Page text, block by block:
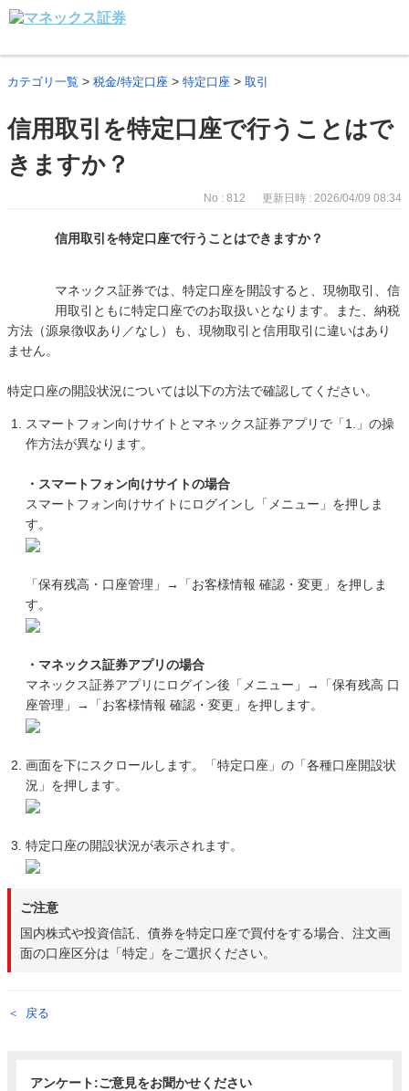
カテゴリ一覧 > 税金/特定口座 > 特定口座 > 取引
信用取引を特定口座で行うことはで
きますか？
No : 812 更新日時 : 2026/04/09 08:34
信用取引を特定口座で行うことはできますか？
マネックス証券では、特定口座を開設すると、現物取引、信
用取引ともに特定口座でのお取扱いとなります。また、納税
方法（源泉徴収あり／なし）も、現物取引と信用取引に違いはあり
ません。
特定口座の開設状況については以下の方法で確認してください。
スマートフォン向けサイトとマネックス証券アプリで「1.」の操
作方法が異なります。
・スマートフォン向けサイトの場合
スマートフォン向けサイトにログインし「メニュー」を押しま
す。
「保有残高・口座管理」→「お客様情報 確認・変更」を押しま
す。
・マネックス証券アプリの場合
マネックス証券アプリにログイン後「メニュー」→「保有残高 口
座管理」→「お客様情報 確認・変更」を押します。
画面を下にスクロールします。「特定口座」の「各種口座開設状
況」を押します。
特定口座の開設状況が表示されます。
ご注意
国内株式や投資信託、債券を特定口座で買付をする場合、注文画
面の口座区分は「特定」をご選択ください。
戻る
アンケート:ご意見をお聞かせください